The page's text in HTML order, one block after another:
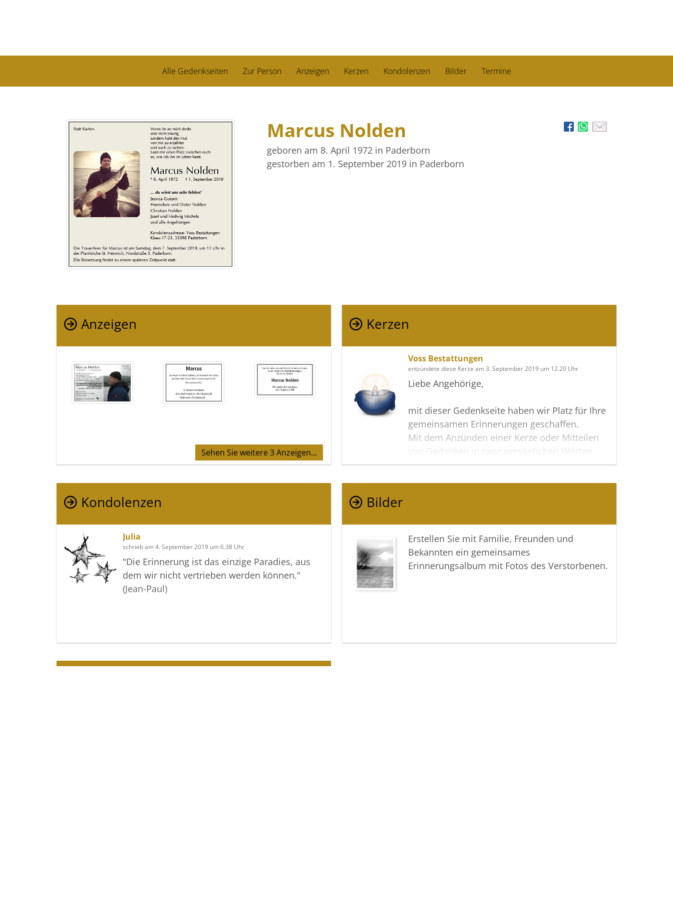
Alle Gedenkseiten Zur Person Anzeigen Kerzen Kondolenzen Bilder Termine
Marcus Nolden
geboren am 8. April 1972 in Paderborn
gestorben am 1. September 2019 in Paderborn
Anzeigen
Sehen Sie weitere 3 Anzeigen...
Kerzen
Voss Bestattungen
entzündete diese Kerze am 3. September 2019 um 12.20 Uhr
Liebe Angehörige,
mit dieser Gedenkseite haben wir Platz für Ihre
gemeinsamen Erinnerungen geschaffen.
Mit dem Anzünden einer Kerze oder Mitteilen
von Gedanken in ganz persönlichen Worten
können Verwandte, Freunde oder Bekannte an
Kondolenzen
Julia
schrieb am 4. September 2019 um 6.38 Uhr
"Die Erinnerung ist das einzige Paradies, aus
dem wir nicht vertrieben werden können."
(Jean-Paul)
Bilder
Erstellen Sie mit Familie, Freunden und
Bekannten ein gemeinsames
Erinnerungsalbum mit Fotos des Verstorbenen.